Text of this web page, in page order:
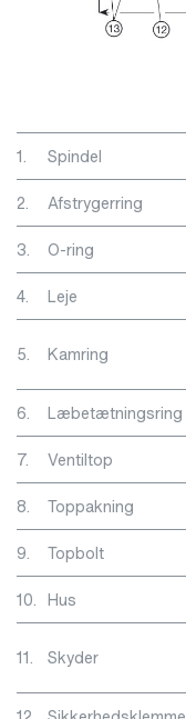
1. Spindel
2.
Afstrygerring
3.
O-ring
4.
Leje
5. Kamring
6.
Læbetætningsring
7.
Ventiltop
8.
Toppakning
9.
Topbolt
10. Hus
11. Skyder